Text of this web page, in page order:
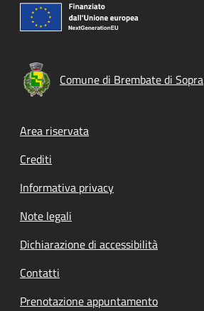
Comune di Brembate di Sopra
Footer menu
Area riservata
Crediti
Informativa privacy
Note legali
Dichiarazione di accessibilità
Contatti
Prenotazione appuntamento